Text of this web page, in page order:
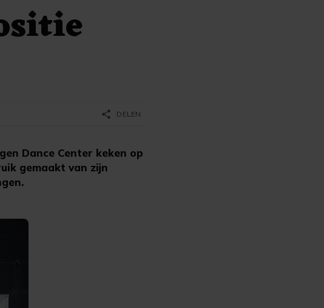
Dance Center keken op
gemaakt van zijn
share DELEN